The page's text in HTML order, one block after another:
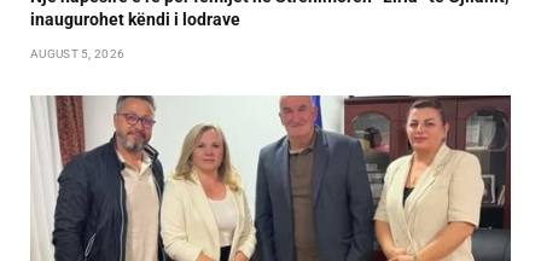
inaugurohet këndi i lodrave
AUGUST 5, 2026